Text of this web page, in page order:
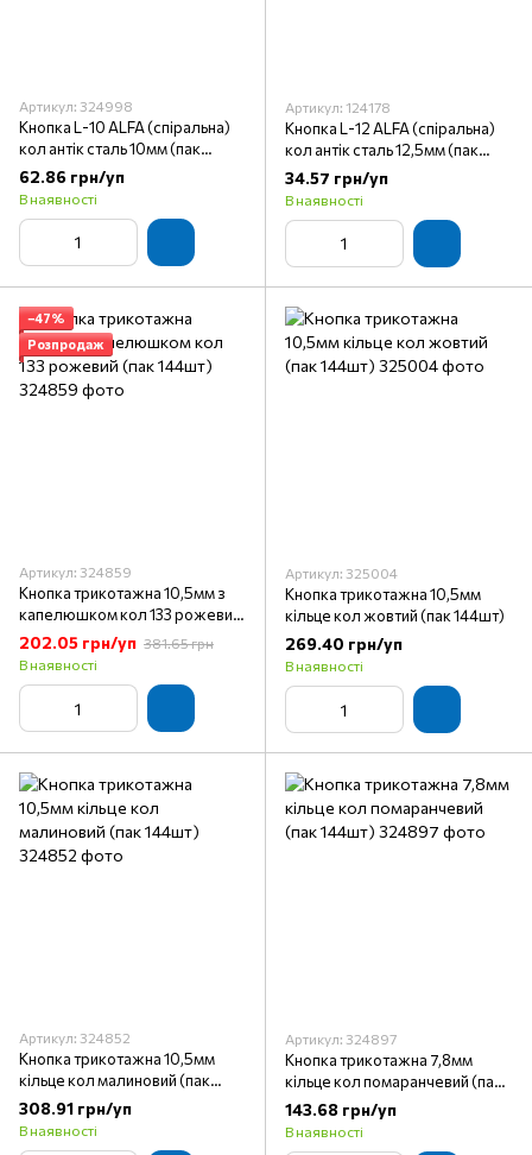
Артикул: 324998
Кнопка L-10 ALFA (спіральна)
кол антік сталь 10мм (пак
72шт)
62.86 грн/уп
В наявності
Артикул: 124178
Кнопка L-12 ALFA (спіральна)
кол антік сталь 12,5мм (пак
144шт)
34.57 грн/уп
В наявності
−47%
Розпродаж
Артикул: 324859
Кнопка трикотажна 10,5мм з
капелюшком кол 133 рожевий
(пак 144шт)
202.05 грн/уп 381.65 грн
В наявності
Артикул: 325004
Кнопка трикотажна 10,5мм
кільце кол жовтий (пак 144шт)
269.40 грн/уп
В наявності
Артикул: 324852
Кнопка трикотажна 10,5мм
кільце кол малиновий (пак
144шт)
308.91 грн/уп
В наявності
Артикул: 324897
Кнопка трикотажна 7,8мм
кільце кол помаранчевий (пак
144шт)
143.68 грн/уп
В наявності